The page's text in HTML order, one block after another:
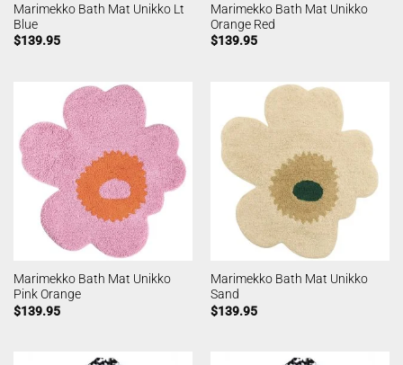
Marimekko Bath Mat Unikko Lt
Blue
$139.95
Marimekko Bath Mat Unikko
Orange Red
$139.95
Marimekko Bath Mat Unikko
Pink Orange
$139.95
Marimekko Bath Mat Unikko
Sand
$139.95